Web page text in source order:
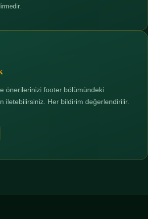
önerilerinizi footer bölümündeki
iletebilirsiniz. Her bildirim değerlendirilir.